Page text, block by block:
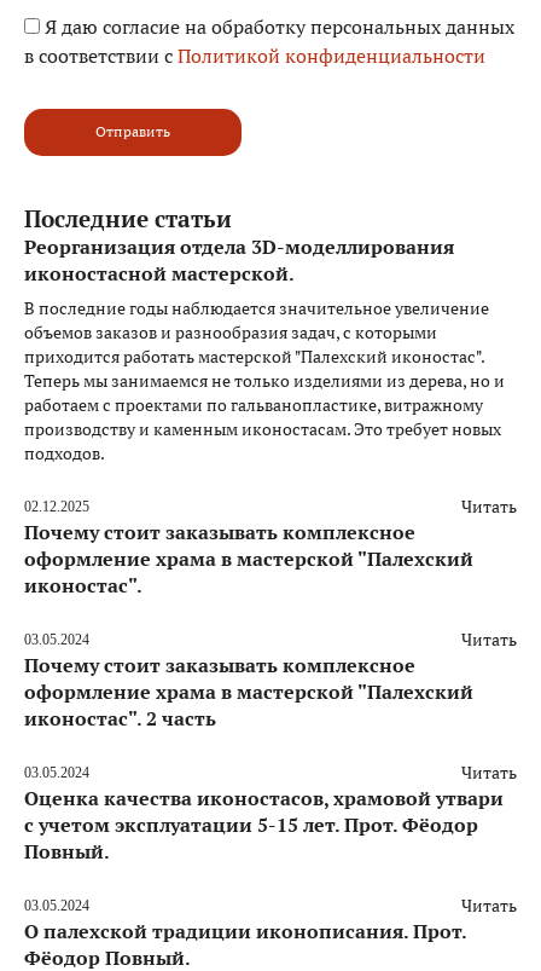
Я даю согласие на обработку персональных данных
в соответствии с Политикой конфиденциальности
Отправить
Последние статьи
Реорганизация отдела 3D-моделлирования
иконостасной мастерской.
В последние годы наблюдается значительное увеличение
объемов заказов и разнообразия задач, с которыми
приходится работать мастерской "Палехский иконостас".
Теперь мы занимаемся не только изделиями из дерева, но и
работаем с проектами по гальванопластике, витражному
производству и каменным иконостасам. Это требует новых
подходов.
02.12.2025 Читать
Почему стоит заказывать комплексное
оформление храма в мастерской "Палехский
иконостас".
03.05.2024 Читать
Почему стоит заказывать комплексное
оформление храма в мастерской "Палехский
иконостас". 2 часть
03.05.2024 Читать
Оценка качества иконостасов, храмовой утвари
с учетом эксплуатации 5-15 лет. Прот. Фёодор
Повный.
03.05.2024 Читать
О палехской традиции иконописания. Прот.
Фёодор Повный.